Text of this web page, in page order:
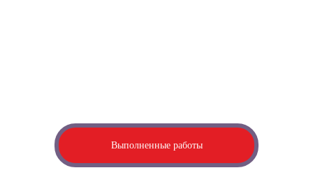
Выполненные работы